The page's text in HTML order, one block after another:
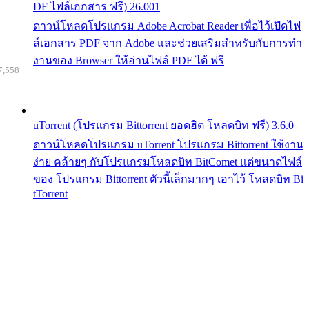
DF ไฟล์เอกสาร ฟรี) 26.001
ดาวน์โหลดโปรแกรม Adobe Acrobat Reader เพื่อไว้เปิดไฟ
ล์เอกสาร PDF จาก Adobe และช่วยเสริมสำหรับกับการทำ
งานของ Browser ให้อ่านไฟล์ PDF ได้ ฟรี
uTorrent (โปรแกรม Bittorrent ยอดฮิต โหลดบิท ฟรี) 3.6.0
ดาวน์โหลดโปรแกรม uTorrent โปรแกรม Bittorrent ใช้งาน
ง่าย คล้ายๆ กับโปรแกรมโหลดบิท BitComet แต่ขนาดไฟล์
ของ โปรแกรม Bittorrent ตัวนี้เล็กมากๆ เอาไว้ โหลดบิท Bi
tTorrent